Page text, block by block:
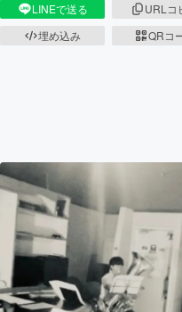
LINEで送る
URLコ
埋め込み
QRコ